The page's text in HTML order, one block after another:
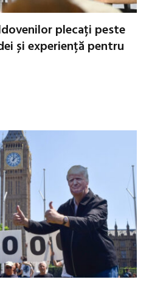
plecați peste
și experiență pentru